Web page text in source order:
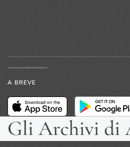
A BREVE
Gli Archivi di